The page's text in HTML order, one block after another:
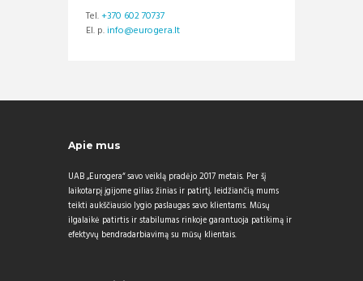
Tel.+370 602 70737
El. p. info@eurogera.lt
Apie mus
UAB „Eurogera“ savo veiklą pradėjo 2017 metais. Per šį
laikotarpį įgijome gilias žinias ir patirtį, leidžiančią mums
teikti aukščiausio lygio paslaugas savo klientams. Mūsų
ilgalaikė patirtis ir stabilumas rinkoje garantuoja patikimą ir
efektyvų bendradarbiavimą su mūsų klientais.